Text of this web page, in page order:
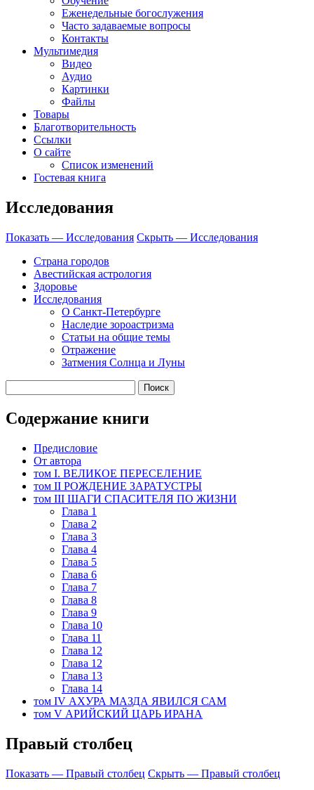
Еженедельные богослужения
Часто задаваемые вопросы
Контакты
Мультимедия
Видео
Аудио
Картинки
Файлы
Товары
Благотворительность
Ссылки
О сайте
Список изменений
Гостевая книга
Исследования
Показать — Исследования Скрыть — Исследования
Страна городов
Авестийская астрология
Здоровье
Исследования
О Санкт-Петербурге
Наследие зороастризма
Cтатьи на общие темы
Отражение
Затмения Солнца и Луны
Содержание книги
Предисловие
От автора
том I. ВЕЛИКОЕ ПЕРЕСЕЛЕНИЕ
том II РОЖДЕНИЕ ЗАРАТУСТРЫ
том III ШАГИ СПАСИТЕЛЯ ПО ЖИЗНИ
Глава 1
Глава 2
Глава 3
Глава 4
Глава 5
Глава 6
Глава 7
Глава 8
Глава 9
Глава 10
Глава 11
Глава 12
Глава 12
Глава 13
Глава 14
том IV АХУРА МАЗДА ЯВИЛСЯ САМ
том V АРИЙСКИЙ ЦАРЬ ИРАНА
Правый столбец
Показать — Правый столбец Скрыть — Правый столбец